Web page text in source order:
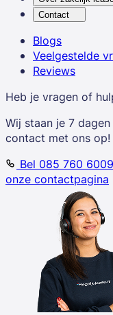
Contact
Blogs
Veelgestelde
Reviews
Heb je vragen of
Wij staan je 7
contact met ons op!
Bel 085 760 6009
onze contactpagina